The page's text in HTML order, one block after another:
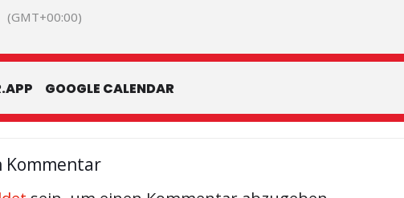
(GMT+00:00)
GOOGLE CALENDAR
Kommentar